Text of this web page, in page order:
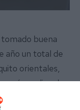
buena
año un total de
orientales,
a realizar la
cada una de las